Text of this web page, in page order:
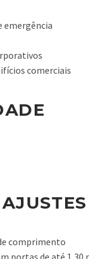
emergência
comerciais
comprimento
portas de até 1,30